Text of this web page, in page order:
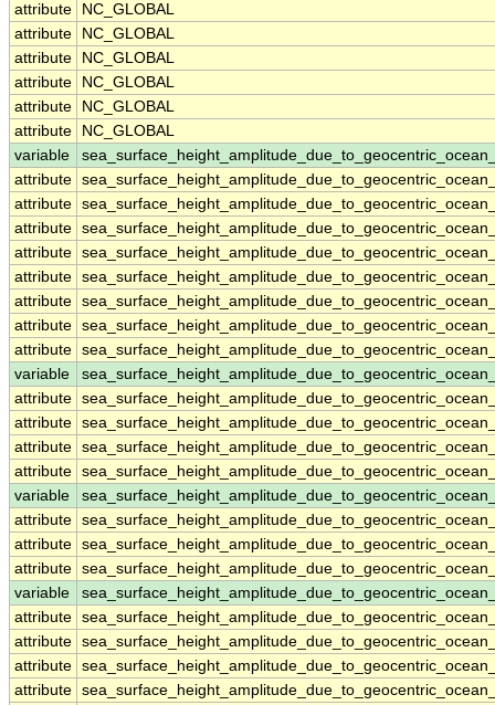
attribute
NC_GLOBAL
attribute
NC_GLOBAL
attribute
NC_GLOBAL
attribute
NC_GLOBAL
attribute
NC_GLOBAL
attribute
NC_GLOBAL
variable
attribute
attribute
attribute
attribute
attribute
attribute
attribute
attribute
variable
attribute
attribute
attribute
attribute
variable
attribute
attribute
attribute
variable
attribute
attribute
attribute
attribute